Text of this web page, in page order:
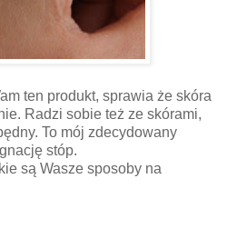
ten produkt, sprawia że skóra
Radzi sobie też ze skórami,
To mój zdecydowany
stóp.
są Wasze sposoby na